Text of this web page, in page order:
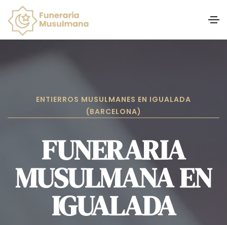
ENTIERROS MUSULMANES EN IGUALADA
(BARCELONA)
FUNERARIA
MUSULMANA EN
IGUALADA